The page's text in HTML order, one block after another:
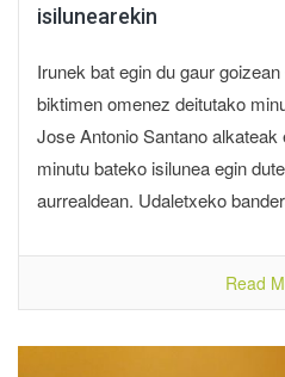
isilunearekin
Irunek bat egin du gaur
biktimen omenez deitutako
Jose Antonio Santano
minutu bateko isilunea egin
aurrealdean. Udaletxeko
Read